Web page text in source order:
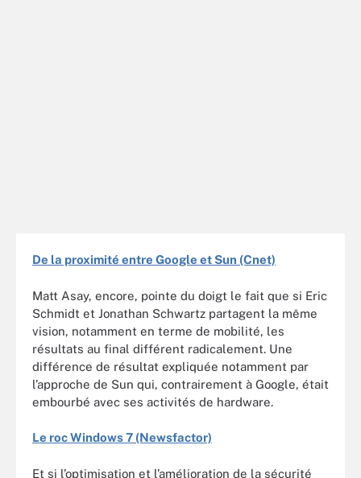
De la proximité entre Google et Sun (Cnet)
Matt Asay, encore, pointe du doigt le fait que si Eric
Schmidt et Jonathan Schwartz partagent la même
vision, notamment en terme de mobilité, les
résultats au final différent radicalement. Une
différence de résultat expliquée notamment par
l’approche de Sun qui, contrairement à Google, était
embourbé avec ses activités de hardware.
Le roc Windows 7 (Newsfactor)
Et si l’optimisation et l’amélioration de la sécurité